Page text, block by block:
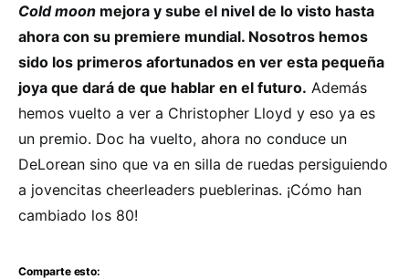
Cold moon mejora y sube el nivel de lo visto hasta
ahora con su premiere mundial. Nosotros hemos
sido los primeros afortunados en ver esta pequeña
joya que dará de que hablar en el futuro. Además
hemos vuelto a ver a Christopher Lloyd y eso ya es
un premio. Doc ha vuelto, ahora no conduce un
DeLorean sino que va en silla de ruedas persiguiendo
a jovencitas cheerleaders pueblerinas. ¡Cómo han
cambiado los 80!
Comparte esto: